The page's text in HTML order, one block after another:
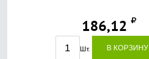
186,12
Шт. В КОРЗИНУ